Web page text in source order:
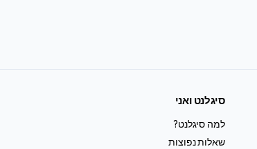
סיגלנט ואני
למה סיגלנט?
שאלות נפוצות